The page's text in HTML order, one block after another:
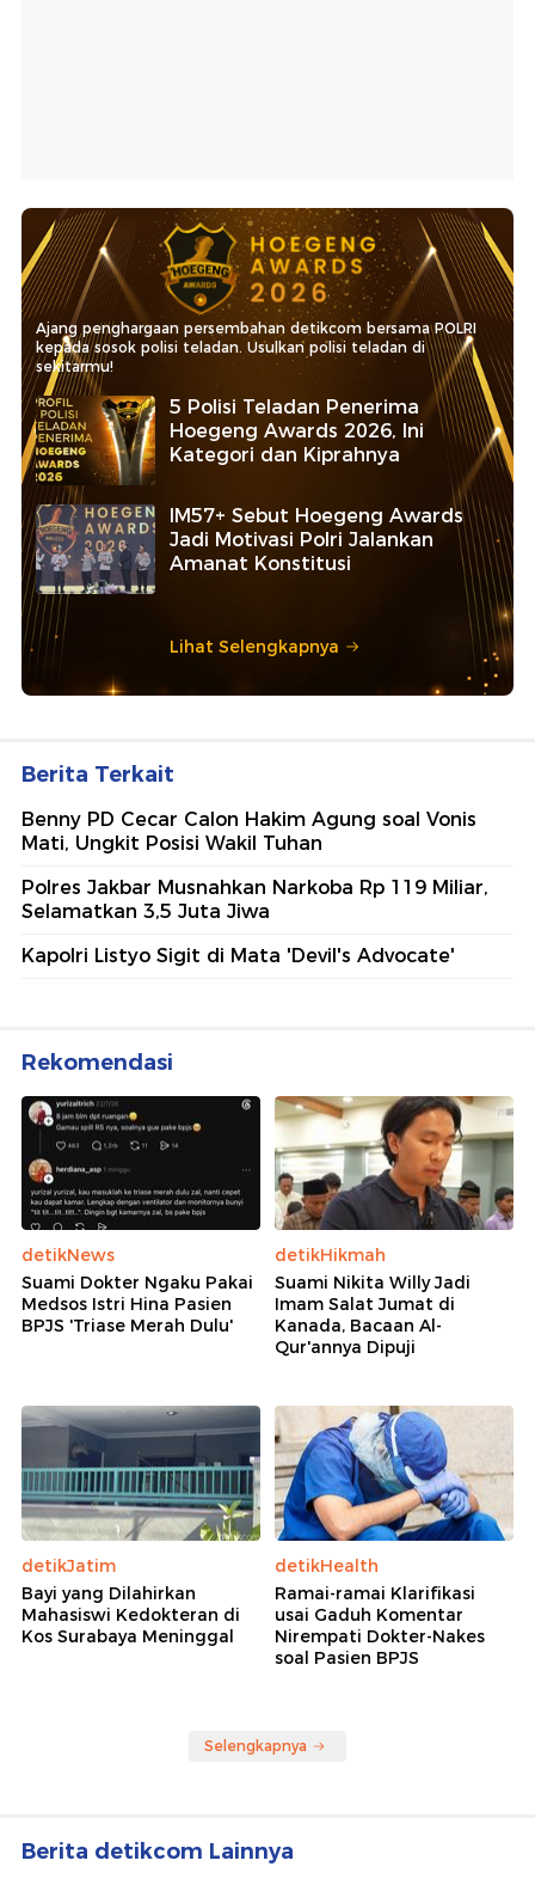
Ajang penghargaan persembahan detikcom bersama POLRI
kepada sosok polisi teladan. Usulkan polisi teladan di
sekitarmu!
5 Polisi Teladan Penerima
Hoegeng Awards 2026, Ini
Kategori dan Kiprahnya
IM57+ Sebut Hoegeng Awards
Jadi Motivasi Polri Jalankan
Amanat Konstitusi
Lihat Selengkapnya
Berita Terkait
Benny PD Cecar Calon Hakim Agung soal Vonis
Mati, Ungkit Posisi Wakil Tuhan
Polres Jakbar Musnahkan Narkoba Rp 119 Miliar,
Selamatkan 3,5 Juta Jiwa
Kapolri Listyo Sigit di Mata 'Devil's Advocate'
Rekomendasi
detikNews
Suami Dokter Ngaku Pakai
Medsos Istri Hina Pasien
BPJS 'Triase Merah Dulu'
detikHikmah
Suami Nikita Willy Jadi
Imam Salat Jumat di
Kanada, Bacaan Al-
Qur'annya Dipuji
detikJatim
Bayi yang Dilahirkan
Mahasiswi Kedokteran di
Kos Surabaya Meninggal
detikHealth
Ramai-ramai Klarifikasi
usai Gaduh Komentar
Nirempati Dokter-Nakes
soal Pasien BPJS
Selengkapnya
Berita detikcom Lainnya